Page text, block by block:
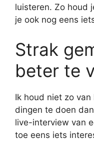
luisteren. Zo houd
je ook nog eens
Strak
beter te
Ik houd niet zo
dingen te doen
live-interview van
toe eens iets